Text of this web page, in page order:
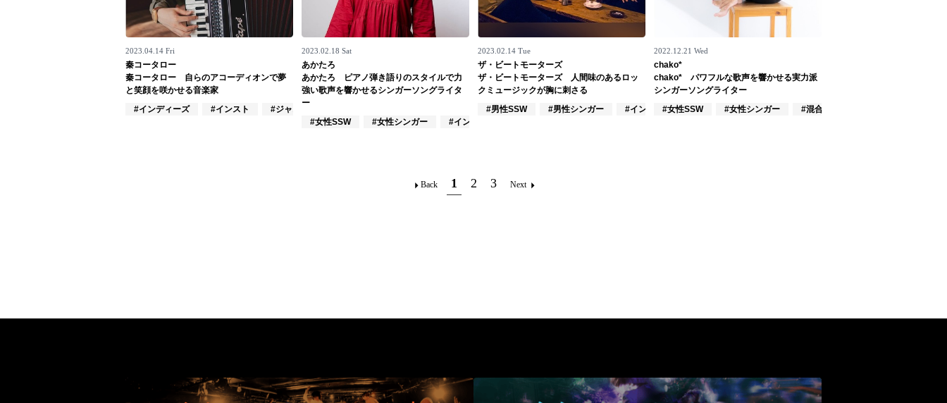
2023.04.14 Fri
秦コータロー
秦コータロー 自らのアコーディオンで夢
と笑顔を咲かせる音楽家
#インディーズ
#インスト #ジャズ/クラシック奏者
2023.02.18 Sat
あかたろ
あかたろ ピアノ弾き語りのスタイルで力
強い歌声を響かせるシンガーソングライタ
ー
#女性SSW
#女性シンガー #インディーズ
2023.02.14 Tue
ザ・ビートモーターズ
ザ・ビートモーターズ 人間味のあるロッ
クミュージックが胸に刺さる
#男性SSW
#男性シンガー #インディーズ
2022.12.21 Wed
chako*
chako* パワフルな歌声を響かせる実力派
シンガーソングライター
#女性SSW
#女性シンガー #混合シンガーグループ
Back 1 2 3 Next